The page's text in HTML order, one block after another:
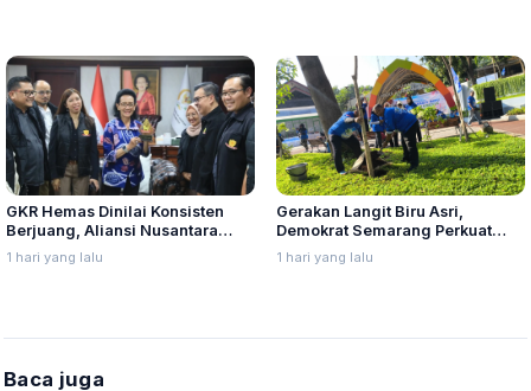
GKR Hemas Dinilai Konsisten
Berjuang, Aliansi Nusantara
Berikan Penghargaan Sebagai
Perempuan Pejuang Otonomi
1 hari yang lalu
Gerakan Langit Biru Asri,
Demokrat Semarang Perkuat
Soliditas Menuju Pemilu 2029
1 hari yang lalu
Baca juga